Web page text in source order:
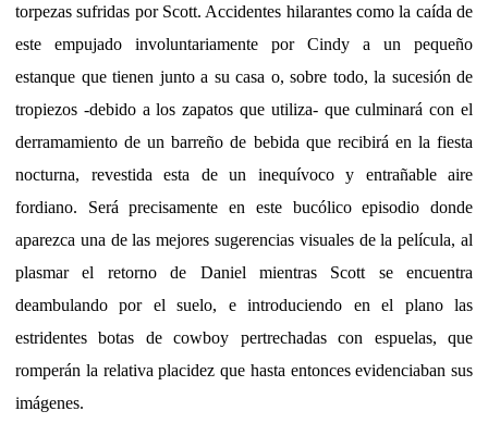
torpezas sufridas por Scott. Accidentes hilarantes como la caída de
este empujado involuntariamente por Cindy a un pequeño
estanque que tienen junto a su casa o, sobre todo, la sucesión de
tropiezos -debido a los zapatos que utiliza- que culminará con el
derramamiento de un barreño de bebida que recibirá en la fiesta
nocturna, revestida esta de un inequívoco y entrañable aire
fordiano. Será precisamente en este bucólico episodio donde
aparezca una de las mejores sugerencias visuales de la película, al
plasmar el retorno de Daniel mientras Scott se encuentra
deambulando por el suelo, e introduciendo en el plano las
estridentes botas de cowboy pertrechadas con espuelas, que
romperán la relativa placidez que hasta entonces evidenciaban sus
imágenes.